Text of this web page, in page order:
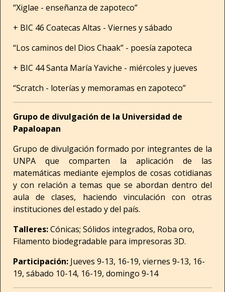
“Xiglae - enseñanza de zapoteco”
+ BIC 46 Coatecas Altas - Viernes y sábado
“Los caminos del Dios Chaak” - poesía zapoteca
+ BIC 44 Santa María Yaviche - miércoles y jueves
“Scratch - loterías y memoramas en zapoteco”
Grupo de divulgación de la Universidad de
Papaloapan
Grupo de divulgación formado por integrantes de la
UNPA que comparten la aplicación de las
matemáticas mediante ejemplos de cosas cotidianas
y con relación a temas que se abordan dentro del
aula de clases, haciendo vinculación con otras
instituciones del estado y del país.
Talleres:Cónicas; Sólidos integrados, Roba oro,
Filamento biodegradable para impresoras 3D.
Participación: Jueves 9-13, 16-19, viernes 9-13, 16-
19, sábado 10-14, 16-19, domingo 9-14